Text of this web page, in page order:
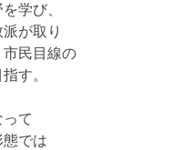
学び、
が取り
民目線の
す。
て
では